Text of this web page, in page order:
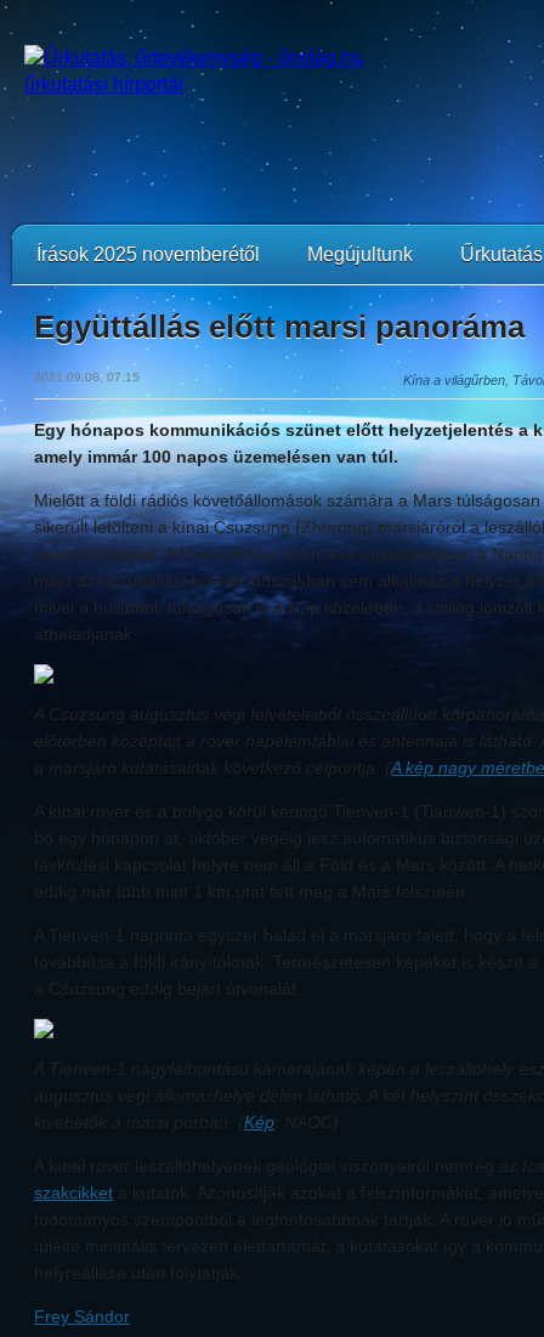
Írások 2025 novemberétől Megújultunk
Együttállás előtt marsi panoráma
2021.09.08. 07:15 Kína a világűrben,
Egy hónapos kommunikációs szünet előtt helyzetjelentés a
amely immár 100 napos üzemelésen van túl.
Mielőtt a földi rádiós követőállomások számára a Mars
sikerült letölteni a kínai Csuzsung (Zhurong) marsjáróról a
panorámaképet. A Mars október 8-án lesz együttállásban a
majd az együttállást követő időszakban sem alkalmas a helyzet a
mivel a hullámok túlságosan is a Nap közelében, a csillag ionizált
áthaladjanak.
A Csuzsung augusztus végi felvételeiből összeállított
előtérben középtájt a rover napelemtáblái és antennája is látható.
a marsjáró kutatásainak következő célpontja. (A kép nagy
A kínai rover és a bolygó körül keringő Tienven-1 (Tianwen-1)
bő egy hónapon át, október végéig lesz automatikus biztonsági
távközlési kapcsolat helyre nem áll a Föld és a Mars között. A
eddig már több mint 1 km utat tett meg a Mars felszínén.
A Tienven-1 naponta egyszer halad el a marsjáró felett, hogy a
továbbítsa a földi irányítóknak. Természetesen képeket is készít
a Csuzsung eddig bejárt útvonalát.
A Tienven-1 nagyfelbontású kamerájának képén a leszállóhely
augusztus végi állomáshelye délen látható. A két helyszínt
kivehetők a marsi porban. (Kép: NAOC)
A kínai rover leszállóhelyének geológiai viszonyairól nemrég az
szakcikket a kutatók. Azonosítják azokat a felszínformákat,
tudományos szempontból a legfontosabbnak tartják. A rover jó
túlélte minimális tervezett élettartamát, a kutatásokat így a
helyreállása után folytatják.
Frey Sándor